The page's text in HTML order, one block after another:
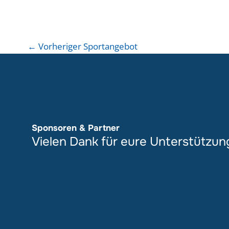
← Vorheriger Sportangebot
Sponsoren & Partner
Vielen Dank für eure